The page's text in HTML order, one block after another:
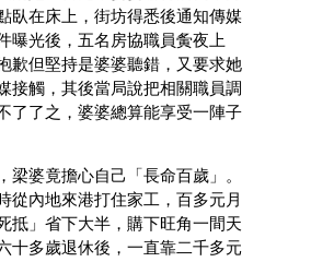
臥在床上，街坊得悉後通知傳媒
曝光後，五名房協職員夤夜上
歉但堅持是婆婆聽錯，又要求她
接觸，其後當局說把相關職員調
了了之，婆婆總算能享受一陣子
梁婆竟擔心自己「長命百歲」。
從內地來港打住家工，百多元月
抵」省下大半，購下旺角一間天
十多歲退休後，一直靠二千多元